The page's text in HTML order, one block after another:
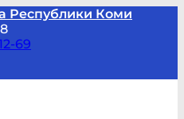
Республики Коми
69